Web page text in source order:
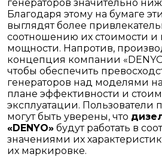
генераторов значительно
Благодаря этому на бумаге
выглядят более
соотношению их стоимости и
мощности. Напротив,
концепция компании
чтобы обеспечить
генераторов над моделями
плане эффективности и
эксплуатации. Пользователи
могут быть уверены, что
«DENYO» будут работать в
значениями их
их маркировке.